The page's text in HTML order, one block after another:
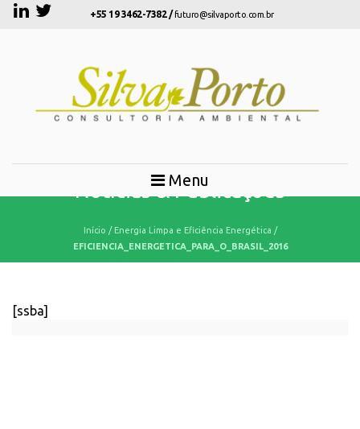
+55 19 3462-7382 /futuro@silvaporto.com.br
Menu
Notícias & Publicações
Início / Energia Limpa e Eficiência Energética /
EFICIENCIA_ENERGETICA_PARA_O_BRASIL_2016
[ssba]